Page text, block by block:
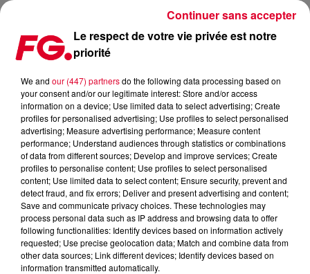
MAINSTAGE : ADRIEN TOMA
Le respect de votre vie privée est notre
priorité
We and our (447) partnersdo the following data processing based on
your consent and/or our legitimate interest: Store and/or access
information on a device; Use limited data to select advertising; Create
profiles for personalised advertising; Use profiles to select personalised
advertising; Measure advertising performance; Measure content
performance; Understand audiences through statistics or combinations
of data from different sources; Develop and improve services; Create
profiles to personalise content; Use profiles to select personalised
content; Use limited data to select content; Ensure security, prevent and
detect fraud, and fix errors; Deliver and present advertising and content;
Save and communicate privacy choices. These technologies may
process personal data such as IP address and browsing data to offer
following functionalities: Identify devices based on information actively
requested; Use precise geolocation data; Match and combine data from
other data sources; Link different devices; Identify devices based on
information transmitted automatically.
Continuer sans accepter